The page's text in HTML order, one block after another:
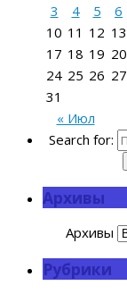
« Июл
3
4 5 6
10 11 12 13
17 18 19 20
24 25 26 27
31
Search for:
Архивы
Архивы
Рубрики